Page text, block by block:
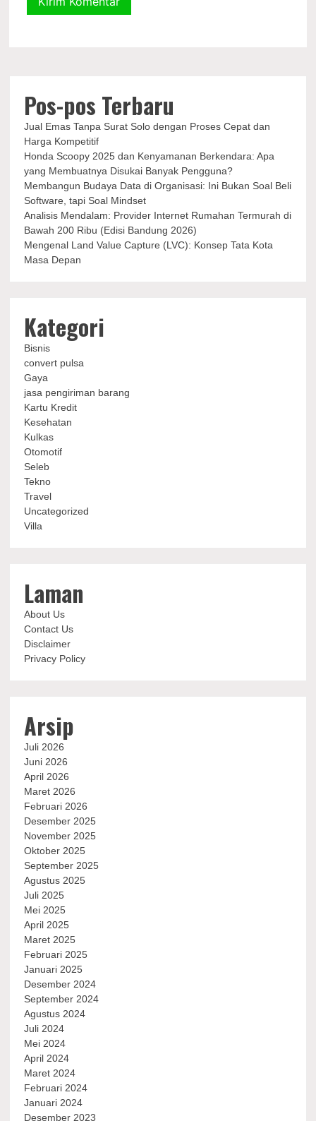
Pos-pos Terbaru
Jual Emas Tanpa Surat Solo dengan Proses Cepat dan
Harga Kompetitif
Honda Scoopy 2025 dan Kenyamanan Berkendara: Apa
yang Membuatnya Disukai Banyak Pengguna?
Membangun Budaya Data di Organisasi: Ini Bukan Soal Beli
Software, tapi Soal Mindset
Analisis Mendalam: Provider Internet Rumahan Termurah di
Bawah 200 Ribu (Edisi Bandung 2026)
Mengenal Land Value Capture (LVC): Konsep Tata Kota
Masa Depan
Kategori
Bisnis
convert pulsa
Gaya
jasa pengiriman barang
Kartu Kredit
Kesehatan
Kulkas
Otomotif
Seleb
Tekno
Travel
Uncategorized
Villa
Laman
About Us
Contact Us
Disclaimer
Privacy Policy
Arsip
Juli 2026
Juni 2026
April 2026
Maret 2026
Februari 2026
Desember 2025
November 2025
Oktober 2025
September 2025
Agustus 2025
Juli 2025
Mei 2025
April 2025
Maret 2025
Februari 2025
Januari 2025
Desember 2024
September 2024
Agustus 2024
Juli 2024
Mei 2024
April 2024
Maret 2024
Februari 2024
Januari 2024
Desember 2023